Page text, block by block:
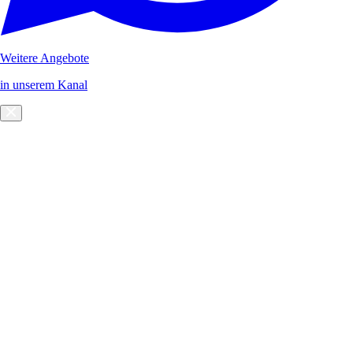
Weitere Angebote
in unserem Kanal